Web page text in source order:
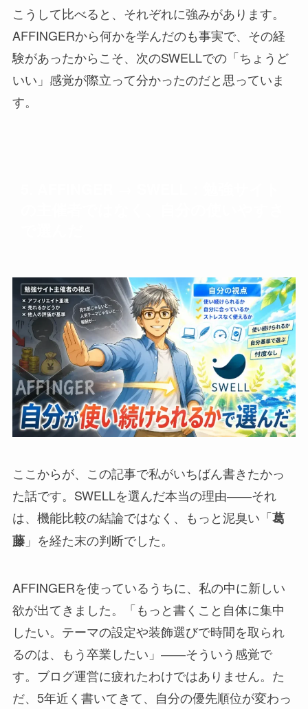
こうして比べると、それぞれに強みがあります。
AFFINGERから何かを学んだのも事実で、その経
験があったからこそ、次のSWELLでの「ちょうど
いい」感覚が際立って分かったのだと思っていま
す。
ここからが、この記事で私がいちばん書きたかっ
た話です。SWELLを選んだ本当の理由――それ
は、機能比較の結論ではなく、もっと泥臭い「葛
藤」を経た末の判断でした。
AFFINGERを使っているうちに、私の中に新しい
欲が出てきました。「もっと書くこと自体に集中
したい。テーマの設定や装飾選びで時間を取られ
るのは、もう卒業したい」――そういう感覚で
す。ブログ運営に疲れたわけではありません。た
だ、5年近く書いてきて、自分の優先順位が変わっ